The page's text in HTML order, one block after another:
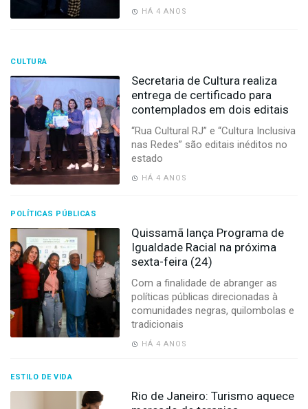
HÁ 4 ANOS
CULTURA
Secretaria de Cultura realiza
entrega de certificado para
contemplados em dois editais
“Rua Cultural RJ” e “Cultura Inclusiva
nas Redes” são editais inéditos no
estado
HÁ 4 ANOS
POLÍTICAS PÚBLICAS
Quissamã lança Programa de
Igualdade Racial na próxima
sexta-feira (24)
Com a finalidade de abranger as
políticas públicas direcionadas à
comunidades negras, quilombolas e
tradicionais
HÁ 4 ANOS
ESTILO DE VIDA
Rio de Janeiro: Turismo aquece